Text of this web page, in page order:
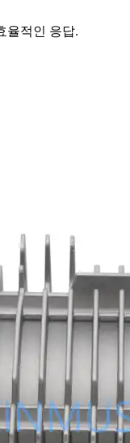
율적인 응답.